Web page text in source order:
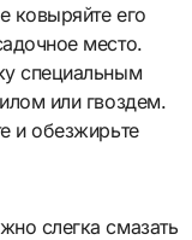
ковыряйте его
место.
специальным
или гвоздем.
и обезжирьте
слегка смазать